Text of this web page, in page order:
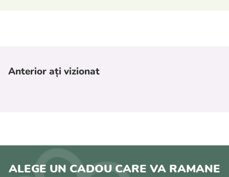
Anterior ați vizionat
ALEGE UN CADOU CARE VA RAMANE